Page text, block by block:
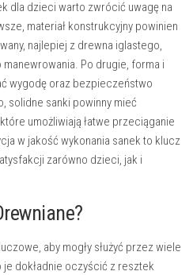
dla dzieci warto zwrócić uwagę na
materiał konstrukcyjny powinien
najlepiej z drewna iglastego,
Po drugie, forma i
wygodę oraz bezpieczeństwo
solidne sanki powinny mieć
umożliwiają łatwe przeciąganie
w jakość wykonania sanek to klucz
zarówno dzieci, jak i
aby mogły służyć przez wiele
dokładnie oczyścić z resztek